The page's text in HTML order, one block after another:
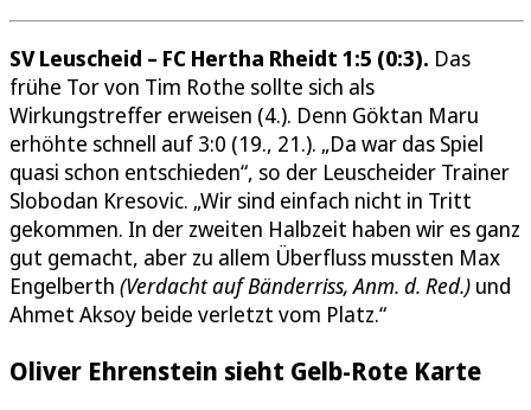
SV Leuscheid – FC Hertha Rheidt 1:5 (0:3). Das
frühe Tor von Tim Rothe sollte sich als
Wirkungstreffer erweisen (4.). Denn Göktan Maru
erhöhte schnell auf 3:0 (19., 21.). „Da war das Spiel
quasi schon entschieden“, so der Leuscheider Trainer
Slobodan Kresovic. „Wir sind einfach nicht in Tritt
gekommen. In der zweiten Halbzeit haben wir es ganz
gut gemacht, aber zu allem Überfluss mussten Max
Engelberth (Verdacht auf Bänderriss, Anm. d. Red.) und
Ahmet Aksoy beide verletzt vom Platz.“
Oliver Ehrenstein sieht Gelb-Rote Karte